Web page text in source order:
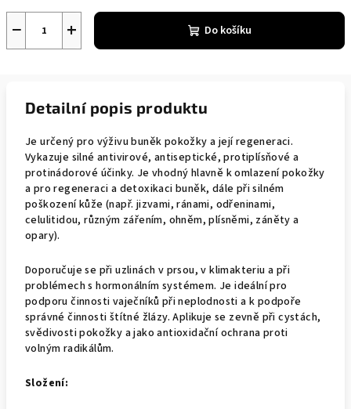
+
− Do košíku
Detailní popis produktu
Je určený pro výživu buněk pokožky a její regeneraci.
Vykazuje silné antivirové, antiseptické, protiplísňové a
protinádorové účinky. Je vhodný hlavně k omlazení pokožky
a pro regeneraci a detoxikaci buněk, dále při silném
poškození kůže (např. jizvami, ránami, odřeninami,
celulitidou, různým zářením, ohněm, plísněmi, záněty a
opary).
Doporučuje se při uzlinách v prsou, v klimakteriu a při
problémech s hormonálním systémem. Je ideální pro
podporu činnosti vaječníků při neplodnosti a k podpoře
správné činnosti štítné žlázy. Aplikuje se zevně při cystách,
svědivosti pokožky a jako antioxidační ochrana proti
volným radikálům.
Složení: